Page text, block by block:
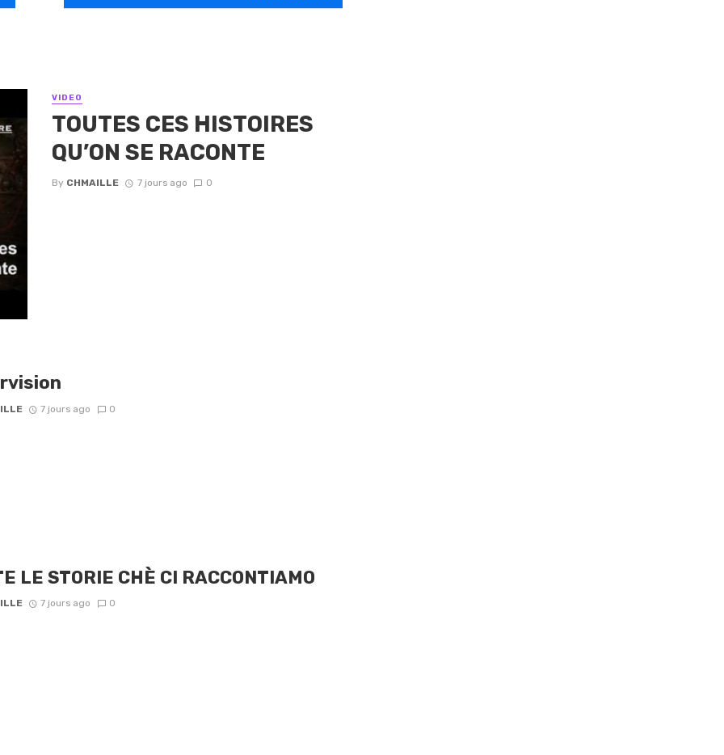
VIDEO
TOUTES CES HISTOIRES
QU’ON SE RACONTE
By CHMAILLE 7 jours ago 0
7 jours ago 0
LE STORIE CHÈ CI RACCONTIAMO
7 jours ago 0